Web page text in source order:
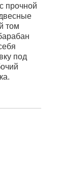
прочной
том
под